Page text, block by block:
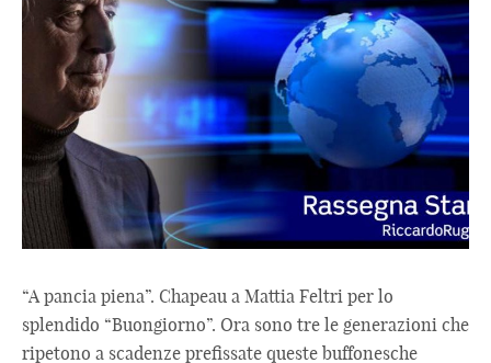
“A pancia piena”. Chapeau a Mattia Feltri per lo
splendido “Buongiorno”. Ora sono tre le generazioni che
ripetono a scadenze prefissate queste buffonesche